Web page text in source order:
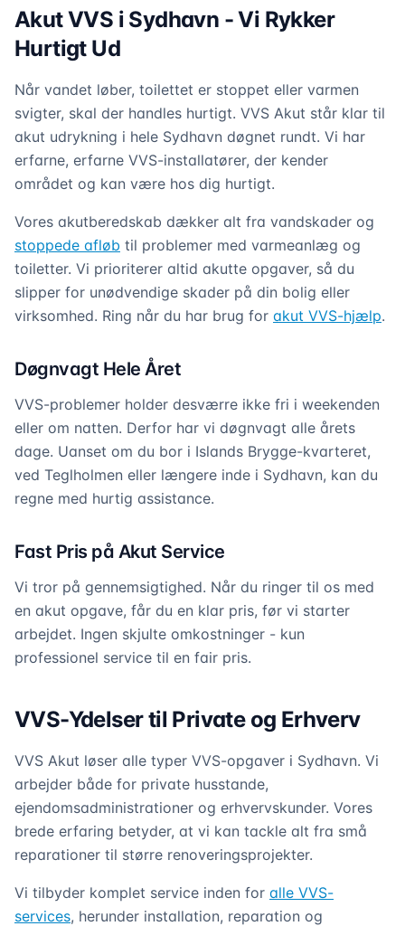
Akut VVS i Sydhavn - Vi Rykker
Hurtigt Ud
Når vandet løber, toilettet er stoppet eller varmen
svigter, skal der handles hurtigt. VVS Akut står klar til
akut udrykning i hele Sydhavn døgnet rundt. Vi har
erfarne, erfarne VVS-installatører, der kender
området og kan være hos dig hurtigt.
Vores akutberedskab dækker alt fra vandskader og
stoppede afløb til problemer med varmeanlæg og
toiletter. Vi prioriterer altid akutte opgaver, så du
slipper for unødvendige skader på din bolig eller
virksomhed. Ring når du har brug for akut VVS-hjælp.
Døgnvagt Hele Året
VVS-problemer holder desværre ikke fri i weekenden
eller om natten. Derfor har vi døgnvagt alle årets
dage. Uanset om du bor i Islands Brygge-kvarteret,
ved Teglholmen eller længere inde i Sydhavn, kan du
regne med hurtig assistance.
Fast Pris på Akut Service
Vi tror på gennemsigtighed. Når du ringer til os med
en akut opgave, får du en klar pris, før vi starter
arbejdet. Ingen skjulte omkostninger - kun
professionel service til en fair pris.
VVS-Ydelser til Private og Erhverv
VVS Akut løser alle typer VVS-opgaver i Sydhavn. Vi
arbejder både for private husstande,
ejendomsadministrationer og erhvervskunder. Vores
brede erfaring betyder, at vi kan tackle alt fra små
reparationer til større renoveringsprojekter.
Vi tilbyder komplet service inden for alle VVS-
services, herunder installation, reparation og